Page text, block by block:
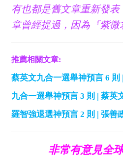
有也都是舊文章重新發
章曾經提過，因為『紫微
推薦相關文章:
蔡英文九合一選舉神預言 6 則
九合一選舉神預言 3 則 | 蔡英
羅智強退選神預言 2 則 | 張善
非常有意見全